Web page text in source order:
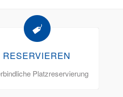
RESERVIEREN
Platzreservierung